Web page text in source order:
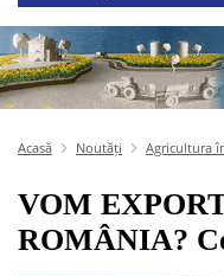
Acasă Noutăți Agricultura
VOM
ROMÂNIA?